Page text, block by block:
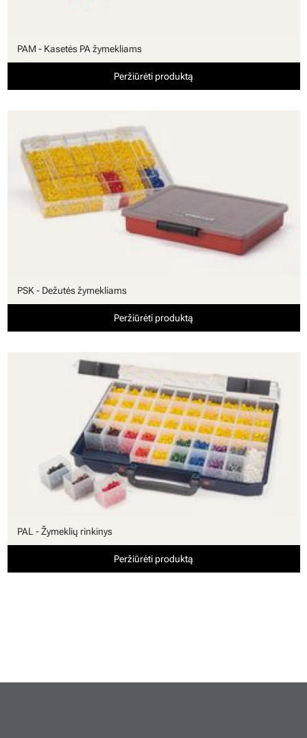
PAM - Kasetės PA žymekliams
Peržiūrėti produktą
PSK - Dežutės žymekliams
Peržiūrėti produktą
PAL - Žymeklių rinkinys
Peržiūrėti produktą